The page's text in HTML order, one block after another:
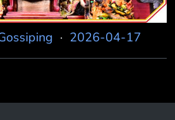
· 2026-04-17